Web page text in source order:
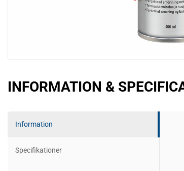
INFORMATION &
Information
Specifikationer